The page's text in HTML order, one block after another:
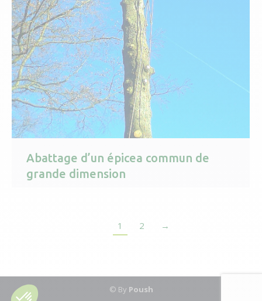
Abattage d’un épicea commun de
grande dimension
1 2 →
© By Poush